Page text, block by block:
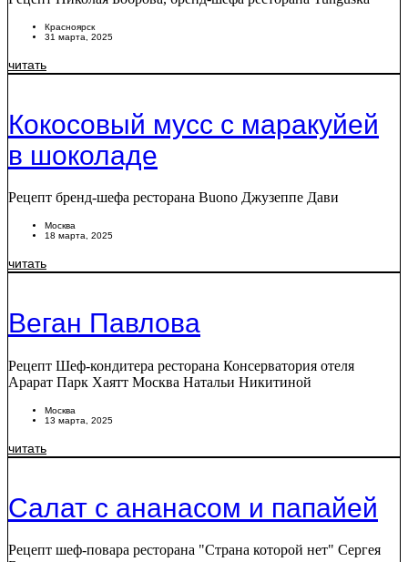
Красноярск
31 марта, 2025
читать
Кокосовый мусс с маракуйей
в шоколаде
Рецепт бренд-шефа ресторана Buono Джузеппе Дави
Москва
18 марта, 2025
читать
Веган Павлова
Рецепт Шеф-кондитера ресторана Консерватория отеля
Арарат Парк Хаятт Москва Натальи Никитиной
Москва
13 марта, 2025
читать
Салат с ананасом и папайей
Рецепт шеф-повара ресторана "Страна которой нет" Сергея